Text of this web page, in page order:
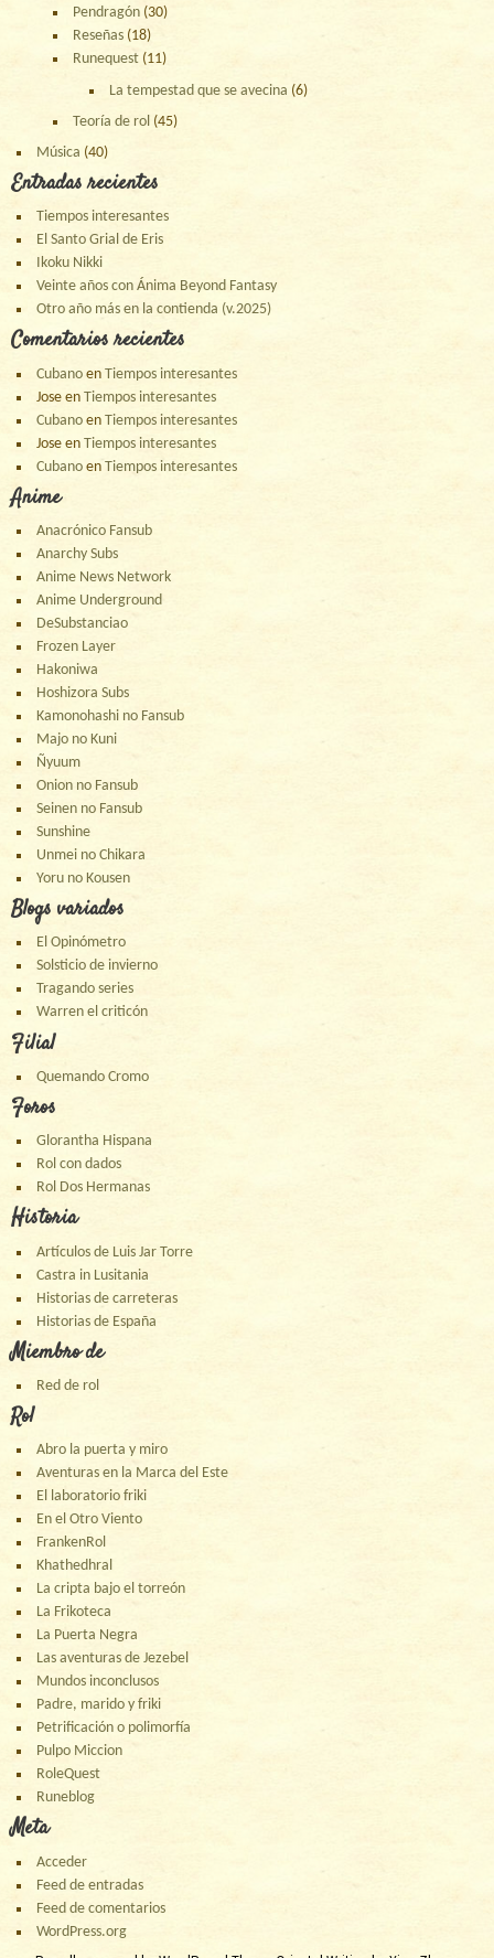
Pendragón (30)
Reseñas (18)
Runequest (11)
La tempestad que se avecina (6)
Teoría de rol (45)
Música (40)
Entradas recientes
Tiempos interesantes
El Santo Grial de Eris
Ikoku Nikki
Veinte años con Ánima Beyond Fantasy
Otro año más en la contienda (v.2025)
Comentarios recientes
Cubano enTiempos interesantes
Jose enTiempos interesantes
Cubano enTiempos interesantes
Jose enTiempos interesantes
Cubano enTiempos interesantes
Anime
Anacrónico Fansub
Anarchy Subs
Anime News Network
Anime Underground
DeSubstanciao
Frozen Layer
Hakoniwa
Hoshizora Subs
Kamonohashi no Fansub
Majo no Kuni
Ñyuum
Onion no Fansub
Seinen no Fansub
Sunshine
Unmei no Chikara
Yoru no Kousen
Blogs variados
El Opinómetro
Solsticio de invierno
Tragando series
Warren el criticón
Filial
Quemando Cromo
Foros
Glorantha Hispana
Rol con dados
Rol Dos Hermanas
Historia
Artículos de Luis Jar Torre
Castra in Lusitania
Historias de carreteras
Historias de España
Miembro de
Red de rol
Rol
Abro la puerta y miro
Aventuras en la Marca del Este
El laboratorio friki
En el Otro Viento
FrankenRol
Khathedhral
La cripta bajo el torreón
La Frikoteca
La Puerta Negra
Las aventuras de Jezebel
Mundos inconclusos
Padre, marido y friki
Petrificación o polimorfía
Pulpo Miccion
RoleQuest
Runeblog
Meta
Acceder
Feed de entradas
Feed de comentarios
WordPress.org